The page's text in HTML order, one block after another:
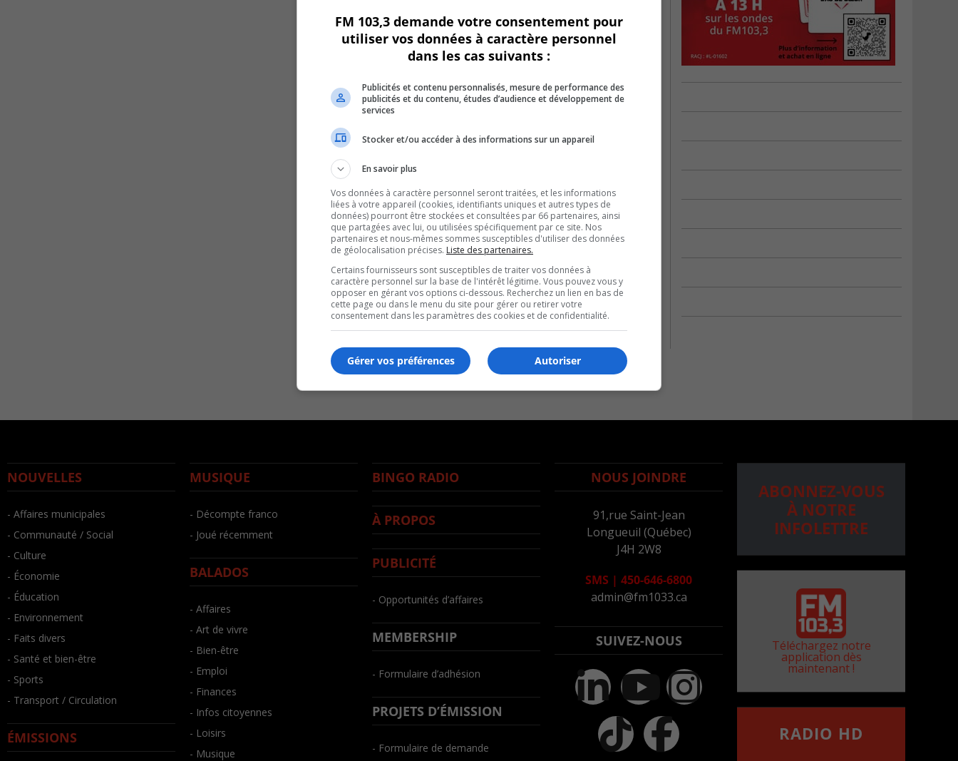
NOUVELLES
- Affaires municipales
- Communauté / Social
- Culture
- Économie
- Éducation
- Environnement
- Faits divers
- Santé et bien-être
- Sports
- Transport / Circulation
ÉMISSIONS
MUSIQUE
- Décompte franco
- Joué récemment
BALADOS
- Affaires
- Art de vivre
- Bien-être
- Emploi
- Finances
- Infos citoyennes
- Loisirs
- Musique
BINGO RADIO
À PROPOS
PUBLICITÉ
- Opportunités d’affaires
MEMBERSHIP
- Formulaire d’adhésion
PROJETS D’ÉMISSION
- Formulaire de demande
NOUS JOINDRE
91,rue Saint-Jean
Longueuil (Québec)
J4H 2W8
SMS | 450-646-6800
admin@fm1033.ca
SUIVEZ-NOUS
ABONNEZ-VOUS
À NOTRE
INFOLETTRE
Téléchargez notre
application dès
maintenant !
RADIO HD
FM 103,3 demande votre consentement pour
utiliser vos données à caractère personnel
dans les cas suivants :
Publicités et contenu personnalisés, mesure de performance des
publicités et du contenu, études d’audience et développement de
services
Stocker et/ou accéder à des informations sur un appareil
En savoir plus
Vos données à caractère personnel seront traitées, et les informations
liées à votre appareil (cookies, identifiants uniques et autres types de
données) pourront être stockées et consultées par 66 partenaires, ainsi
que partagées avec lui, ou utilisées spécifiquement par ce site. Nos
partenaires et nous-mêmes sommes susceptibles d'utiliser des données
de géolocalisation précises. Liste des partenaires.
Certains fournisseurs sont susceptibles de traiter vos données à
caractère personnel sur la base de l'intérêt légitime. Vous pouvez vous y
opposer en gérant vos options ci-dessous. Recherchez un lien en bas de
cette page ou dans le menu du site pour gérer ou retirer votre
consentement dans les paramètres des cookies et de confidentialité.
Autoriser
Gérer vos préférences